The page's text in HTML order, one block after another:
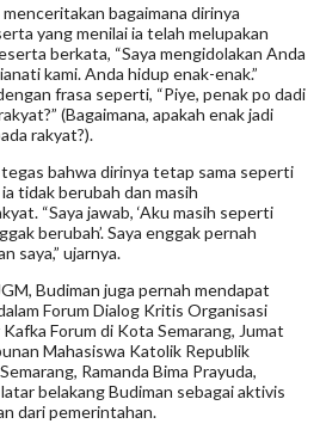
bagaimana dirinya
yang menilai ia telah melupakan
berkata, “Saya mengidolakan Anda
kami. Anda hidup enak-enak.”
frasa seperti, “Piye, penak po dadi
(Bagaimana, apakah enak jadi
rakyat?).
bahwa dirinya tetap sama seperti
tidak berubah dan masih
“Saya jawab, ‘Aku masih seperti
berubah’. Saya enggak pernah
saya,” ujarnya.
Budiman juga pernah mendapat
Forum Dialog Kritis Organisasi
Forum di Kota Semarang, Jumat
Mahasiswa Katolik Republik
Ramanda Bima Prayuda,
belakang Budiman sebagai aktivis
dari pemerintahan.